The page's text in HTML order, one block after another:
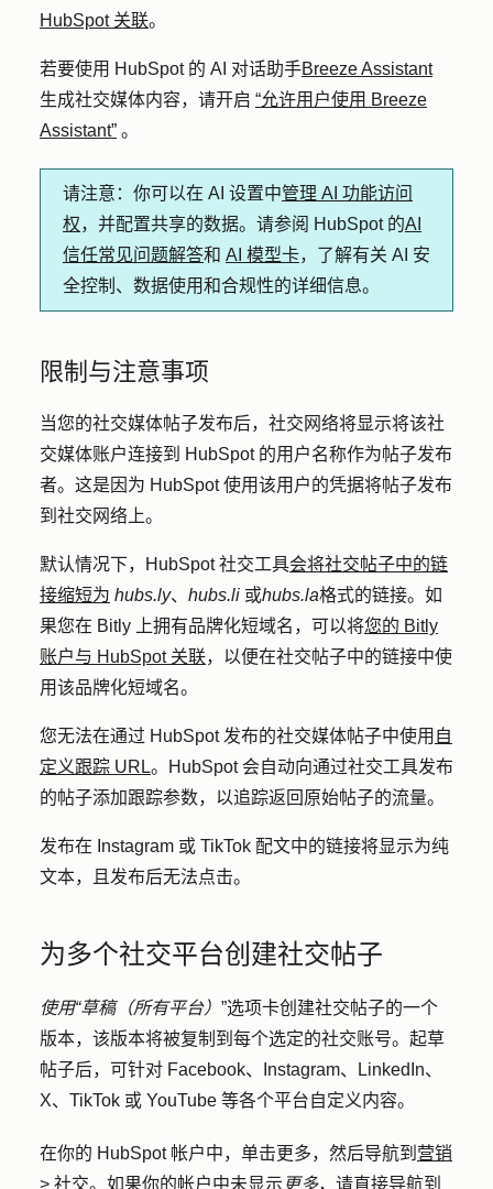
HubSpot 关联。
若要使用 HubSpot 的 AI 对话助手Breeze Assistant
生成社交媒体内容， 请开启 “允许用户使用 Breeze
Assistant” 。
请注意 ：你可以在 AI 设置中管理 AI 功能访问
权，并配置共享的数据。请参阅 HubSpot 的AI
信任常见问题解答和 AI 模型卡，了解有关 AI 安
全控制、数据使用和合规性的详细信息。
限制与注意事项
当您的社交媒体帖子发布后，社交网络将显示将该社
交媒体账户连接到 HubSpot 的用户名称作为帖子发布
者。这是因为 HubSpot 使用该用户的凭据将帖子发布
到社交网络上。
默认情况下，HubSpot 社交工具会将社交帖子中的链
接缩短为 hubs.ly、 hubs.li 或hubs.la格式的链接。如
果您在 Bitly 上拥有品牌化短域名，可以将您的 Bitly
账户与 HubSpot 关联，以便在社交帖子中的链接中使
用该品牌化短域名。
您无法在通过 HubSpot 发布的社交媒体帖子中使用 自
定义跟踪 URL。HubSpot 会自动向通过社交工具发布
的帖子添加跟踪参数，以追踪返回原始帖子的流量。
发布在 Instagram 或 TikTok 配文中的链接将显示为纯
文本，且发布后无法点击。
为多个社交平台创建社交帖子
使用“草稿（所有平台） ”选项卡创建社交帖子的一个
版本，该版本将被复制到每个选定的社交账号。起草
帖子后，可针对 Facebook、Instagram、LinkedIn、
X、TikTok 或 YouTube 等各个平台自定义内容。
在你的 HubSpot 帐户中，单击更多，然后导航到 营销
> 社交。如果你的帐户中未显示 更多，请直接导航到